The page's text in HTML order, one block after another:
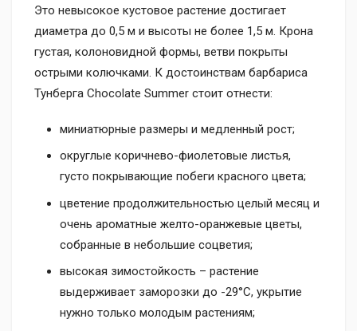
Это невысокое кустовое растение достигает
диаметра до 0,5 м и высоты не более 1,5 м. Крона
густая, колоновидной формы, ветви покрыты
острыми колючками. К достоинствам барбариса
Тунберга Chocolate Summer стоит отнести:
миниатюрные размеры и медленный рост;
округлые коричнево-фиолетовые листья,
густо покрывающие побеги красного цвета;
цветение продолжительностью целый месяц и
очень ароматные желто-оранжевые цветы,
собранные в небольшие соцветия;
высокая зимостойкость – растение
выдерживает заморозки до -29°С, укрытие
нужно только молодым растениям;